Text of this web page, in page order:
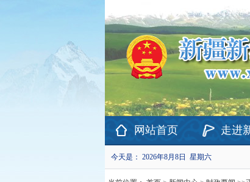
欢迎访问新疆维吾尔自治区新源县政府网站
网站首页 走进
今天是： 2026年8月8日 星期六